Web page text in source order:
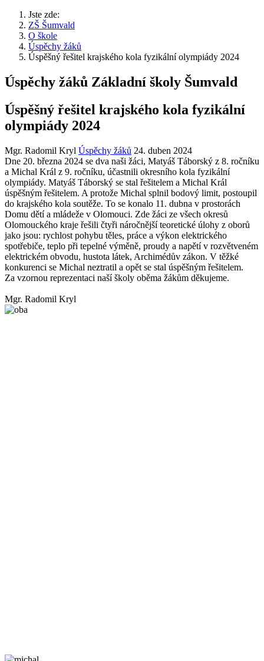
Jste zde:
ZŠ Šumvald
O škole
Úspěchy žáků
Úspěšný řešitel krajského kola fyzikální olympiády 2024
Úspěchy žáků Základní školy Šumvald
Úspěšný řešitel krajského kola fyzikální
olympiády 2024
Mgr. Radomil Kryl Úspěchy žáků 24. duben 2024
Dne 20. března 2024 se dva naši žáci, Matyáš Táborský z 8. ročníku
a Michal Král z 9. ročníku, účastnili okresního kola fyzikální
olympiády. Matyáš Táborský se stal řešitelem a Michal Král
úspěšným řešitelem. A protože Michal splnil bodový limit, postoupil
do krajského kola soutěže. To se konalo 11. dubna v prostorách
Domu dětí a mládeže v Olomouci. Zde žáci ze všech okresů
Olomouckého kraje řešili čtyři náročnější teoretické úlohy z oborů
jako jsou: rychlost pohybu těles, práce a výkon elektrického
spotřebiče, teplo při tepelné výměně, proudy a napětí v rozvětveném
elektrickém obvodu, hustota látek, Archimédův zákon. V těžké
konkurenci se Michal neztratil a opět se stal úspěšným řešitelem.
Za vzornou reprezentaci naší školy oběma žákům děkujeme.
Mgr. Radomil Kryl